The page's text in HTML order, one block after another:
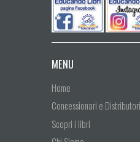
MENU
Home
Concessionari e
Scopri i libri